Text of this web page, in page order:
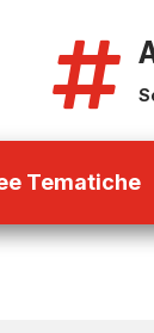

Tematiche